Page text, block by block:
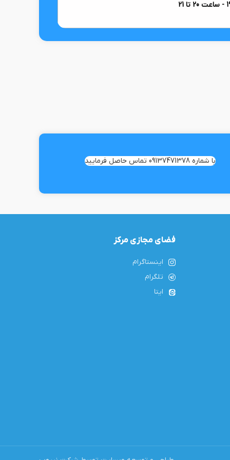
با شماره 09137471378 تماس حاصل فرمایید
فضای مجازی مرکز
اینستاگرام
تلگرام
ایتا